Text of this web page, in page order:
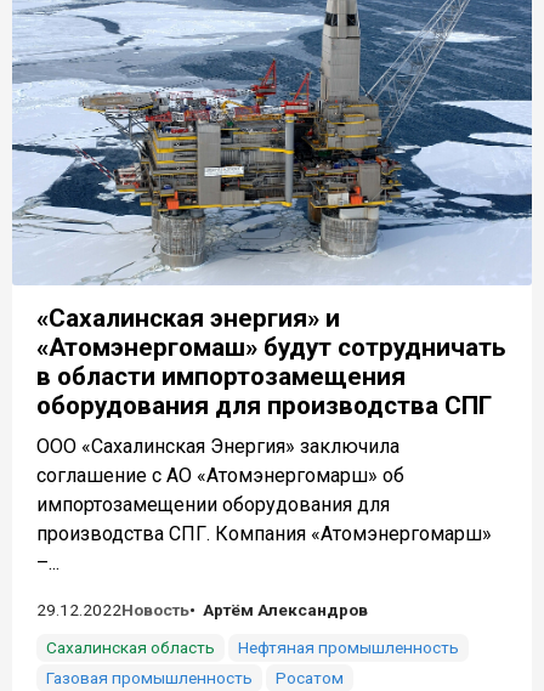
«Сахалинская энергия» и
«Атомэнергомаш» будут сотрудничать
в области импортозамещения
оборудования для производства СПГ
ООО «Сахалинская Энергия» заключила
соглашение с АО «Атомэнергомарш» об
импортозамещении оборудования для
производства СПГ. Компания «Атомэнергомарш»
–...
29.12.2022Новость
Артём Александров
Сахалинская область
Нефтяная промышленность
Газовая промышленность
Росатом